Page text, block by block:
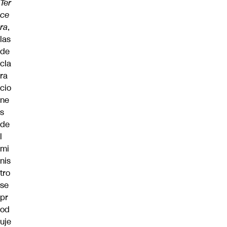
Ter
ce
ra,
las
de
cla
ra
cio
ne
s
de
l
mi
nis
tro
se
pr
od
uje